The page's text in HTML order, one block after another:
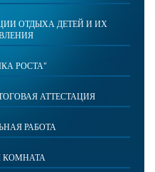
ОТДЫХА ДЕТЕЙ И ИХ
РОСТА"
АТТЕСТАЦИЯ
РАБОТА
КОМНАТА